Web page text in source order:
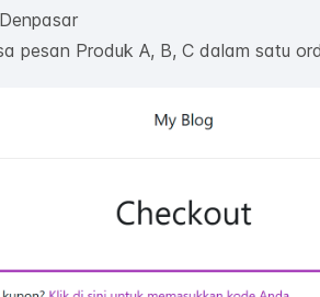
pesan Produk A, B, C dalam satu